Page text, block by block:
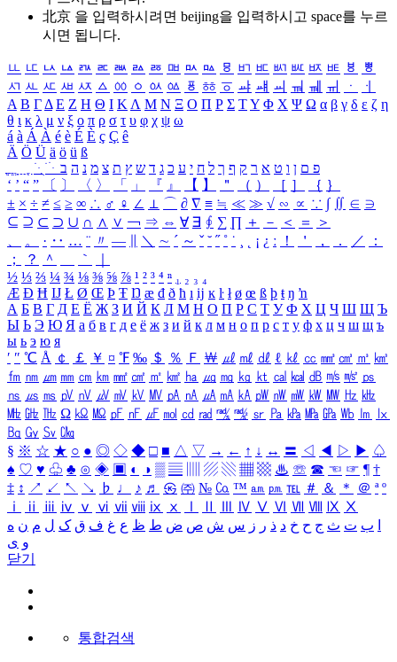
北京 을 입력하시려면 beijing을 입력하시고 space를 누르
시면 됩니다.
ㅥ ㅦ ㅧ ㅨ ㅩ ㅪ ㅫ ㅬ ㅭ ㅮ ㅯ ㅰ ㅱ ㅲ ㅳ ㅴ ㅵ ㅶ ㅷ ㅸ
ㅹ
ㅺ ㅻ ㅼ ㅽ ㅾ ㅿ ㆀ ㆁ ㆂ ㆃ ㆄ ㆅ ㆆ ㆇ ㆈ ㆉ ㆊ ㆋ ㆌ ㆍ
ㆎ
Α Β ΓΔ Ε Ζ Η Θ Ι ΚΛ Μ Ν Ξ Ο Π Ρ Σ ΤΥ Φ Χ Ψ Ω α β γ δ ε ζ η
θ ι κ λ μ ν ξ ο π ρ σ τ υ φ χ ψ ω
á à Á À é è É È ç Ç ê
Ä Ö Ü ä ö ü ß
ִֶֹ ֻּ ׁׂ פ ם ן ו ט א ר ק ף ך ל ח י ע כ ג ד ש ץ ת צ מ נ ה ב
‘ ’ “ ” 〔 〕 〈 〉 「 」 『 』 【 】 ＂ （ ） ［ ］ ｛ ｝
± × ÷ ≠ ≤ ≥ ∞ ∴ ♂ ♀ ∠ ⊥ ⌒ ∂ ∇ ≡ ≒ ≪ ≫ √ ∽ ∝ ∵ ∫ ∬ ∈ ∋
⊆ ⊇ ⊂ ⊃ ∪ ∩ ∧ ∨ ￢ ⇒ ⇔ ∀ ∃ ∮ ∑ ∏ ＋ － ＜ ＝
＞
、
。 · ‥ … ¨ 〃 ― ＼ ∼ ´ ～ ˇ ˘ ˝ ˚ ˙ ¸ ¡ ¿ ː ！ ＇ ， ． ／
：
；
？ ＾ ｀
½ ⅓ ⅔ ¼ ¾ ⅛ ⅜ ⅝ ⅞ ¹ ² ³ ⁴ ⁿ ₁ ₂ ₃ ₄
Æ Ð Ħ Ĳ Ł Ø Œ Þ Ŧ Ŋ æ đ ð ħ ı ĳ ĸ ŀ ł ø œ ß þ ŧ ŋ ŉ
А Б В Г Д Е Ё Ж З И Й К Л М Н О П Р С Т У Ф Х Ц Ч Ш Щ Ъ
Ы Ь Э Ю Я а б в г д е ё ж з и й к л м н о п р с т у ф х ц ч ш щ ъ
ы ь э ю я
′ ″ ℃ Å ￠ ￡ ￥ ¤ ℉ ‰ ＄ ％ Ｆ ￦ ㎕ ㎖ ㎗ ℓ ㎘ ㏄ ㎣ ㎤ ㎥ ㎦
㎙ ㎚ ㎛ ㎜ ㎝ ㎞ ㎟ ㎠ ㎡ ㎢ ㏊ ㎍ ㎎ ㎏ ㏏ ㎈ ㎉ ㏈ ㎧ ㎨ ㎰
㎱ ㎲ ㎳ ㎴ ㎵ ㎶ ㎷ ㎸ ㎹ ㎀ ㎁ ㎂ ㎃ ㎄ ㎺ ㎻ ㎽ ㎾ ㎿ ㎐ ㎑
㎒ ㎓ ㎔ Ω ㏀ ㏁ ㎊ ㎋ ㎌ ㏖ ㏅ ㎭ ㎮ ㎯ ㏛ ㎩ ㎪ ㎫ ㎬ ㏝ ㏐
㏓
㏃ ㏉ ㏜ ㏆
§ ※ ☆ ★ ○ ● ◎ ◇ ◆ □ ■ △ ▽ → ← ↑ ↓ ↔ 〓 ◁ ◀ ▷ ▶ ♤
♠ ♡ ♥ ♧ ♣ ⊙ ◈ ▣ ◐ ◑ ▒ ▤ ▨ ▧ ▦ ▩ ♨ ☏ ☎ ☜ ☞ ¶ †
‡ ↕ ↗ ↙ ↖ ↘ ♭ ♩ ♪ ♬ ㉿ ㈜ № ㏇ ™ ㏂ ㏘ ℡ ＃ ＆ ＊ ＠ ª º
ⅰ
ⅱ ⅲ ⅳ ⅴ ⅵ ⅶ ⅷ ⅸ ⅹ Ⅳ Ⅴ Ⅵ Ⅶ Ⅷ Ⅸ Ⅹ
ب ت ث ج ح خ د ذ ر ز س ش ص ض ط ظ ع غ ف ق ک ل م ن ه
و ی
닫기
통합검색